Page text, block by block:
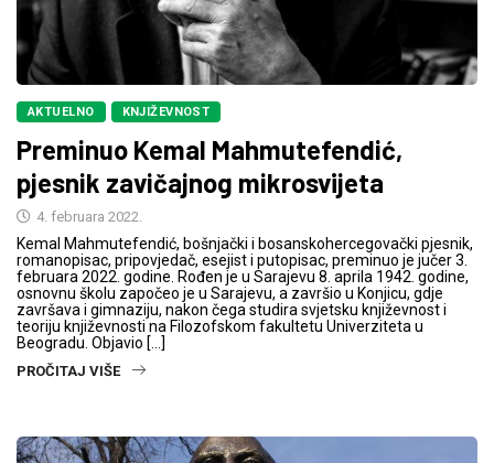
AKTUELNO KNJIŽEVNOST
Preminuo Kemal Mahmutefendić,
pjesnik zavičajnog mikrosvijeta
4. februara 2022.
Kemal Mahmutefendić, bošnjački i bosanskohercegovački pjesnik,
romanopisac, pripovjedač, esejist i putopisac, preminuo je jučer 3.
februara 2022. godine. Rođen je u Sarajevu 8. aprila 1942. godine,
osnovnu školu započeo je u Sarajevu, a završio u Konjicu, gdje
završava i gimnaziju, nakon čega studira svjetsku književnost i
teoriju književnosti na Filozofskom fakultetu Univerziteta u
Beogradu. Objavio […]
PROČITAJ VIŠE